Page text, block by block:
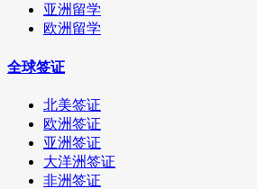
亚洲留学
欧洲留学
全球签证
北美签证
欧洲签证
亚洲签证
大洋洲签证
非洲签证